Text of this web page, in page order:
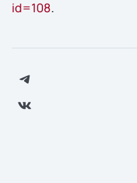
id=108.